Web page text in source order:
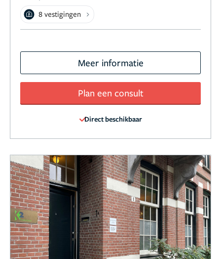
8 vestigingen
Meer informatie
Plan een consult
Direct beschikbaar